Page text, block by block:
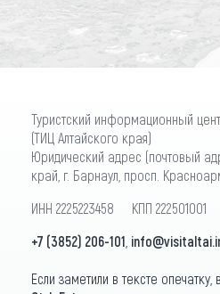
Туристский информационный
(ТИЦ Алтайского края)
Юридический адрес (почтовый
край, г. Барнаул, просп.
ИНН 2225223458 КПП 222501001
+7 (3852) 206-101
Если заметили в тексте